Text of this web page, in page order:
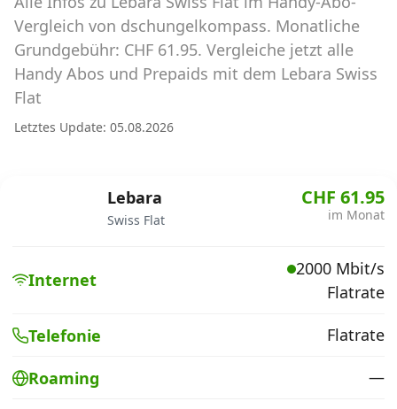
Abos für Tablets, Hotspots und Smart
Watches
Tarifrechner Handy-Abo
Alle Anbieter
Mobilfunknetz Schweiz
Handy-Abo kündigen oder
Vergleich von dschungelkompass. Monatliche
Grundgebühr: CHF 61.95. Vergleiche jetzt alle
Handy Abos und Prepaids mit dem Lebara Swiss
Flat
Letztes Update: 05.08.2026
Lebara
Swiss Flat
CHF 61.95
im Monat
Internet
2000 Mbit/s
Flatrate
Telefonie Flatrate
Roaming —